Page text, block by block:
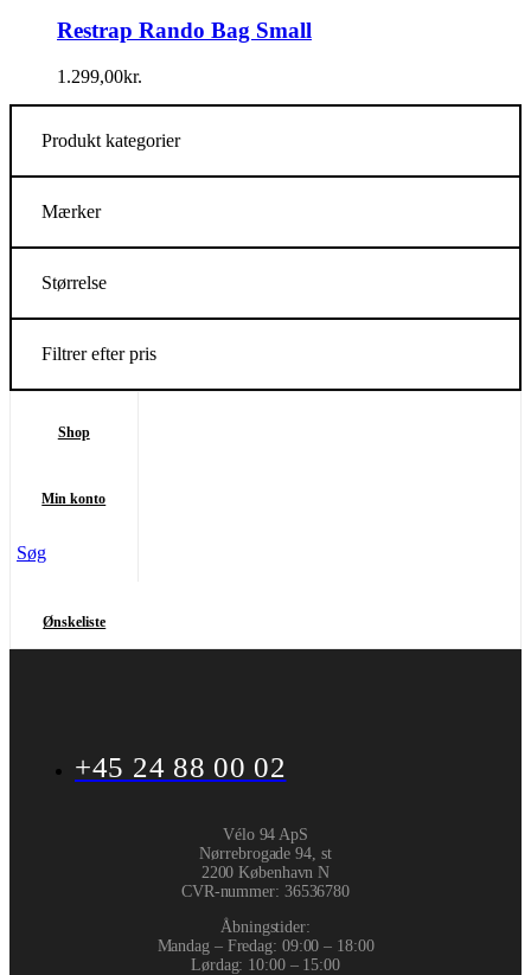
Restrap Rando Bag Small
1.299,00kr.
Produkt kategorier
Mærker
Størrelse
Filtrer efter pris
Shop
Min konto
Søg
Ønskeliste
+45 24 88 00 02
Vélo 94 ApS
Nørrebrogade 94, st
2200 København N
CVR-nummer: 36536780
Åbningstider:
Mandag – Fredag: 09:00 – 18:00
Lørdag: 10:00 – 15:00